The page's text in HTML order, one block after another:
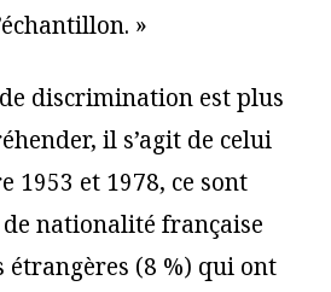
»
discrimination est plus
il s’agit de celui
1953 et 1978, ce sont
nationalité française
étrangères (8 %) qui ont